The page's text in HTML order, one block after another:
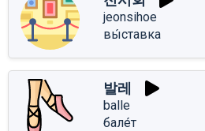
jeonsihoe
вы́ставка
발레
balle
бале́т